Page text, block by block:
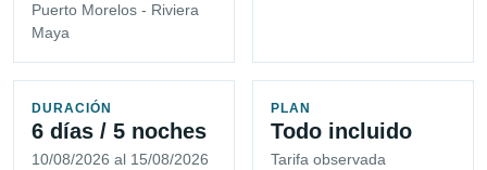
Puerto Morelos - Riviera
Maya
DURACIÓN
6 días / 5 noches
10/08/2026 al 15/08/2026
PLAN
Todo incluido
Tarifa observada